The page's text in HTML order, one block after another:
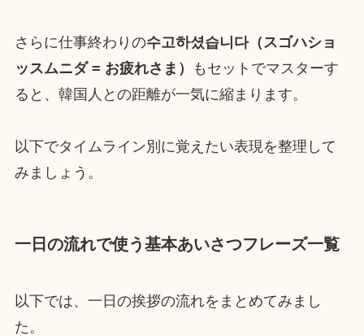
さらに仕事終わりの수고하셨습니다（スゴハショ
ッスムニダ = お疲れさま）
もセットでマスターす
ると、韓国人との距離が一気に縮まります。
以下でタイムライン別に覚えたい表現を整理して
みましょう。
一日の流れで使う基本あいさつフレーズ一覧
以下では、一日の挨拶の流れをまとめてみまし
た。